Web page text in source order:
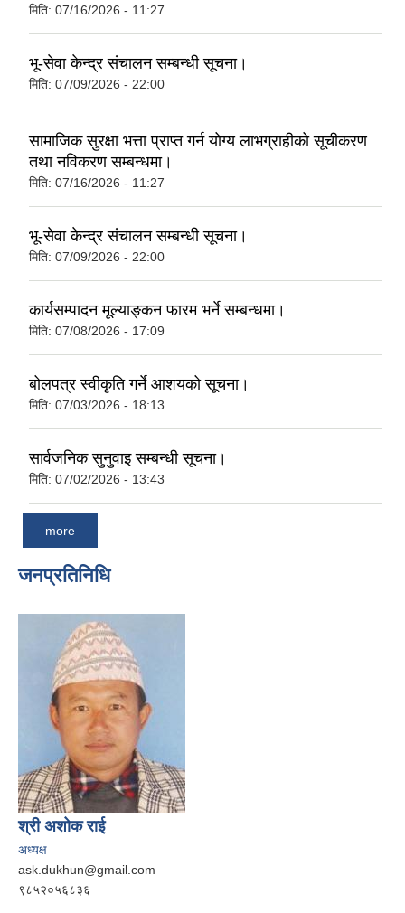
मिति: 07/16/2026 - 11:27
भू-सेवा केन्द्र संचालन सम्बन्धी सूचना।
मिति: 07/09/2026 - 22:00
सामाजिक सुरक्षा भत्ता प्राप्‍त गर्न योग्य लाभग्राहीको सूचीकरण
तथा नविकरण सम्बन्धमा।
मिति: 07/16/2026 - 11:27
भू-सेवा केन्द्र संचालन सम्बन्धी सूचना।
मिति: 07/09/2026 - 22:00
कार्यसम्पादन मूल्याङ्कन फारम भर्ने सम्बन्धमा।
मिति: 07/08/2026 - 17:09
बोलपत्र स्वीकृति गर्ने आशयको सूचना।
मिति: 07/03/2026 - 18:13
सार्वजनिक सुनुवाइ सम्बन्धी सूचना।
मिति: 07/02/2026 - 13:43
more
जनप्रतिनिधि
श्री अशोक राई
अध्यक्ष
ask.dukhun@gmail.com
९८५२०५६८३६